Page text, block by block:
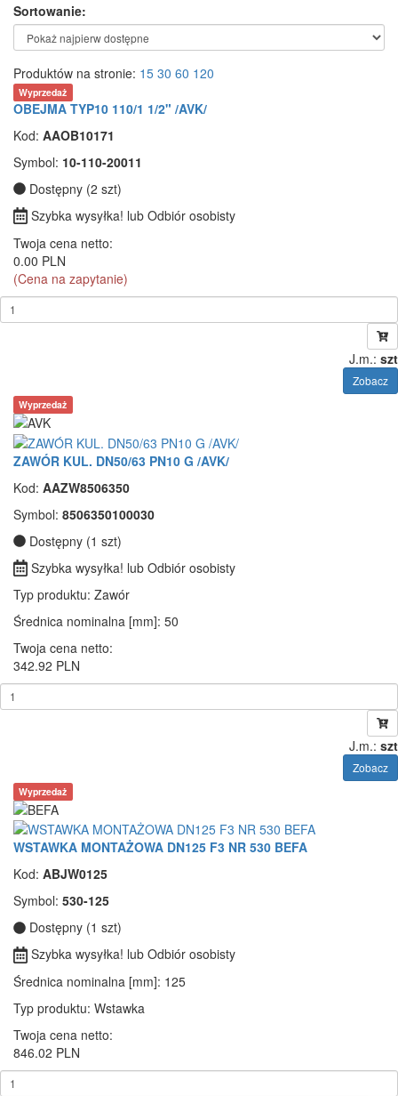
Sortowanie:
Produktów na stronie: 15 30 60 120
Wyprzedaż
OBEJMA TYP10 110/1 1/2" /AVK/
Kod: AAOB10171
Symbol: 10-110-20011
Dostępny (2 szt)
Szybka wysyłka! lub Odbiór osobisty
Twoja cena netto:
0.00 PLN
(Cena na zapytanie)
J.m.: szt
Zobacz
Wyprzedaż
ZAWÓR KUL. DN50/63 PN10 G /AVK/
Kod: AAZW8506350
Symbol: 8506350100030
Dostępny (1 szt)
Szybka wysyłka! lub Odbiór osobisty
Typ produktu: Zawór
Średnica nominalna [mm]: 50
Twoja cena netto:
342.92 PLN
J.m.: szt
Zobacz
Wyprzedaż
WSTAWKA MONTAŻOWA DN125 F3 NR 530 BEFA
Kod: ABJW0125
Symbol: 530-125
Dostępny (1 szt)
Szybka wysyłka! lub Odbiór osobisty
Średnica nominalna [mm]: 125
Typ produktu: Wstawka
Twoja cena netto:
846.02 PLN